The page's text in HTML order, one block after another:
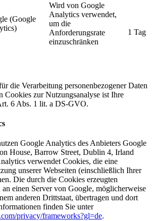
(Google
Wird von Google
Analytics verwendet,
um die
Anforderungsrate
einzuschränken
1 Tag
die Verarbeitung personenbezogener Daten
Cookies zur Nutzungsanalyse ist Ihre
6 Abs. 1 lit. a DS-GVO.
Google Analytics des Anbieters Google
House, Barrow Street, Dublin 4, Irland
verwendet Cookies, die eine
unserer Webseiten (einschließlich Ihrer
Die durch die Cookies erzeugten
einen Server von Google, möglicherweise
anderen Drittstaat, übertragen und dort
finden Sie unter
privacy/frameworks?gl=de.